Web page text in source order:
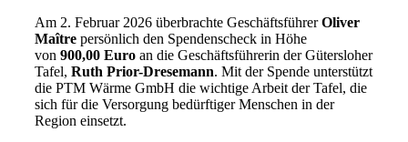
Am 2. Februar 2026 überbrachte GeschäftsführerOliver
Maître persönlich den Spendenscheck in Höhe
von 900,00 Euro an die Geschäftsführerin der Gütersloher
Tafel, Ruth Prior-Dresemann. Mit der Spende unterstützt
die PTM Wärme GmbH die wichtige Arbeit der Tafel, die
sich für die Versorgung bedürftiger Menschen in der
Region einsetzt.